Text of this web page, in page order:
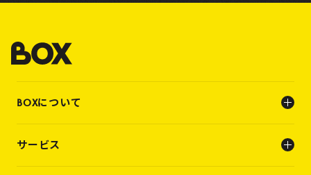
BOXについて
ビジョン
サービス